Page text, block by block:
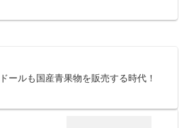
ドールも国産青果物を販売する時代！